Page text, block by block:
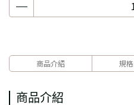
商品介紹 規
商品介紹